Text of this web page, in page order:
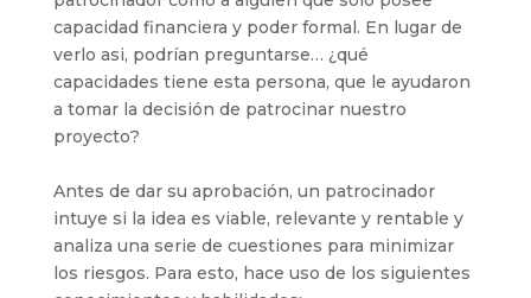
capacidad financiera y poder formal. En lugar de
verlo asi, podrían preguntarse… ¿qué
capacidades tiene esta persona, que le ayudaron
a tomar la decisión de patrocinar nuestro
proyecto?
Antes de dar su aprobación, un patrocinador
intuye si la idea es viable, relevante y rentable y
analiza una serie de cuestiones para minimizar
los riesgos. Para esto, hace uso de los siguientes